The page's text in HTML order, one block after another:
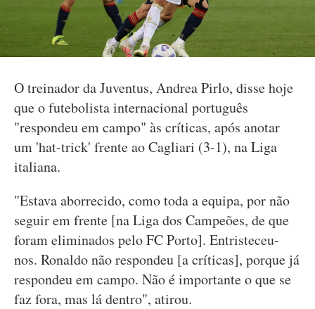
O treinador da Juventus, Andrea Pirlo, disse hoje
que o futebolista internacional português
"respondeu em campo" às críticas, após anotar
um 'hat-trick' frente ao Cagliari (3-1), na Liga
italiana.
"Estava aborrecido, como toda a equipa, por não
seguir em frente [na Liga dos Campeões, de que
foram eliminados pelo FC Porto]. Entristeceu-
nos. Ronaldo não respondeu [a críticas], porque já
respondeu em campo. Não é importante o que se
faz fora, mas lá dentro", atirou.